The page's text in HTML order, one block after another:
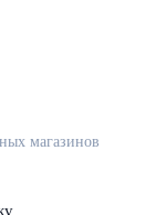
магазинов